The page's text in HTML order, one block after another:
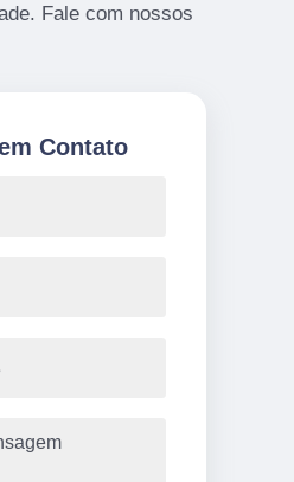
Fale com nossos
Contato